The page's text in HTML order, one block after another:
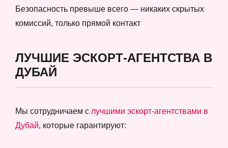
Безопасность превыше всего — никаких скрытых
комиссий, только прямой контакт
ЛУЧШИЕ ЭСКОРТ-АГЕНТСТВА В
ДУБАЙ
Мы сотрудничаем с лучшими эскорт-агентствами в
Дубай, которые гарантируют: